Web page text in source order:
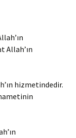
Allah’ın
hizmetindedir.